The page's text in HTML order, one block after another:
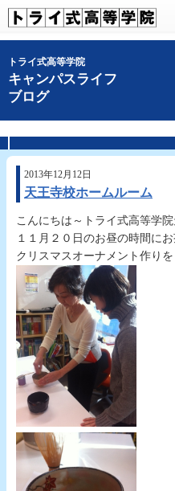
トライ式高等学院
キャンパスライフ
ブログ
2013年12月12日
天王寺校ホームルーム
こんにちは～トライ式高等学
１１月２０日のお昼の時間に
クリスマスオーナメント作りを